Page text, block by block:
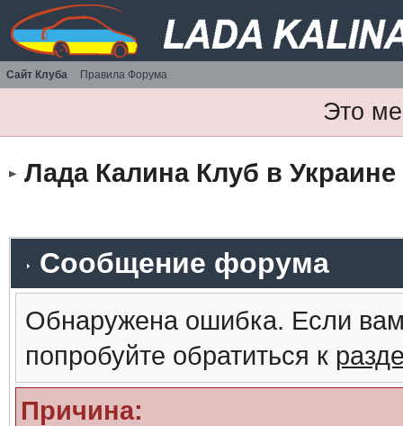
Сайт Клуба Правила Форума
Это
Лада Калина Клуб в Украине
Сообщение форума
Обнаружена ошибка. Если
попробуйте обратиться к
Причина: